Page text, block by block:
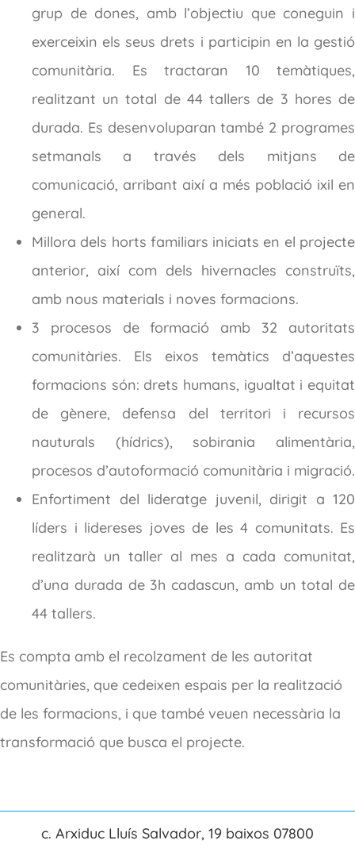
grup de dones, amb l’objectiu que coneguin i
exerceixin els seus drets i participin en la gestió
comunitària. Es tractaran 10 temàtiques,
realitzant un total de 44 tallers de 3 hores de
durada. Es desenvoluparan també 2 programes
setmanals a través dels mitjans de
comunicació, arribant així a més població ixil en
general.
Millora dels horts familiars iniciats en el projecte
anterior, així com dels hivernacles construïts,
amb nous materials i noves formacions.
3 procesos de formació amb 32 autoritats
comunitàries. Els eixos temàtics d’aquestes
formacions són: drets humans, igualtat i equitat
de gènere, defensa del territori i recursos
nauturals (hídrics), sobirania alimentària,
procesos d’autoformació comunitària i migració.
Enfortiment del lideratge juvenil, dirigit a 120
líders i lidereses joves de les 4 comunitats. Es
realitzarà un taller al mes a cada comunitat,
d’una durada de 3h cadascun, amb un total de
44 tallers.
Es compta amb el recolzament de les autoritat
comunitàries, que cedeixen espais per la realització
de les formacions, i que també veuen necessària la
transformació que busca el projecte.
c. Arxiduc Lluís Salvador, 19 baixos 07800